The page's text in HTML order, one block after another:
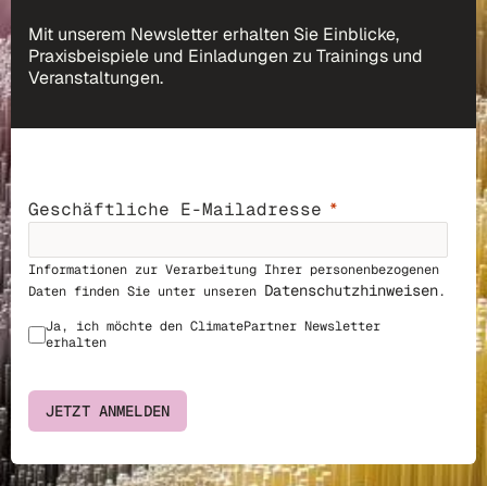
Mit unserem Newsletter erhalten Sie Einblicke,
Praxisbeispiele und Einladungen zu Trainings und
Veranstaltungen.
Geschäftliche E-Mailadresse
Informationen zur Verarbeitung Ihrer personenbezogenen
Daten finden Sie unter unseren Datenschutzhinweisen.
Ja, ich möchte den ClimatePartner Newsletter
erhalten
JETZT ANMELDEN